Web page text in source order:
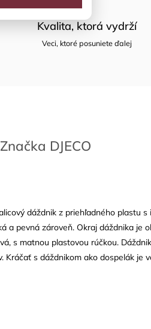
Kvalita, ktorá vydrží
Veci, ktoré posuniete ďalej
Značka DJECO
dáždnik z priehľadného plastu
a pevná zároveň. Okraj dáždnika je
s matnou plastovou rúčkou.
s dáždnikom ako dospelák je